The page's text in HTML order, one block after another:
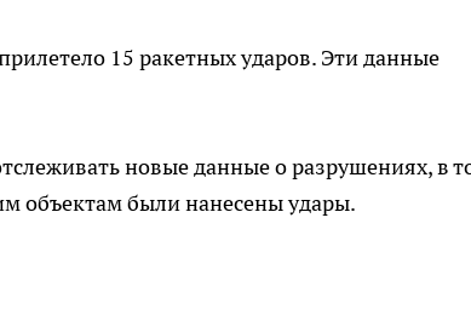
15 ракетных ударов. Эти данные
новые данные о разрушениях, в
объектам были нанесены удары.